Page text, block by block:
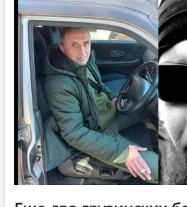
в
Украине
с
24
февраля
—
данные
на
13
декабря
2022